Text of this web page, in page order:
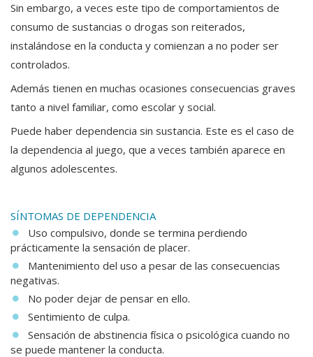
Sin embargo, a veces este tipo de comportamientos de
consumo de sustancias o drogas son reiterados,
instalándose en la conducta y comienzan a no poder ser
controlados.
Además tienen en muchas ocasiones consecuencias graves
tanto a nivel familiar, como escolar y social.
Puede haber dependencia sin sustancia. Este es el caso de
la dependencia al juego, que a veces también aparece en
algunos adolescentes.
SÍNTOMAS DE DEPENDENCIA
Uso compulsivo, donde se termina perdiendo
prácticamente la sensación de placer.
Mantenimiento del uso a pesar de las consecuencias
negativas.
No poder dejar de pensar en ello.
Sentimiento de culpa.
Sensación de abstinencia física o psicológica cuando no
se puede mantener la conducta.